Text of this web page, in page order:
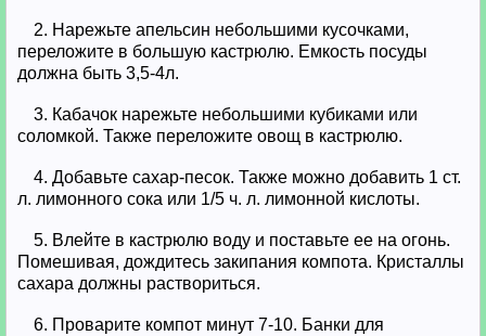
2. Нарежьте апельсин небольшими кусочками,
переложите в большую кастрюлю. Емкость посуды
должна быть 3,5-4л.
3. Кабачок нарежьте небольшими кубиками или
соломкой. Также переложите овощ в кастрюлю.
4. Добавьте сахар-песок. Также можно добавить 1 ст.
л. лимонного сока или 1/5 ч. л. лимонной кислоты.
5. Влейте в кастрюлю воду и поставьте ее на огонь.
Помешивая, дождитесь закипания компота. Кристаллы
сахара должны раствориться.
6. Проварите компот минут 7-10. Банки для